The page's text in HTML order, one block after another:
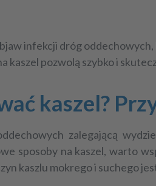
infekcji dróg
kaszel pozwolą szybko i
kaszel?
zalegającą
sposoby na kaszel, warto
kaszlu mokrego i suchego